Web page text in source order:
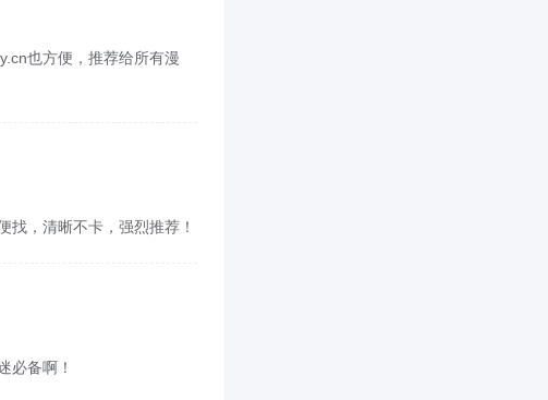
也方便，推荐给所有漫
找，清晰不卡，强烈推荐！
必备啊！